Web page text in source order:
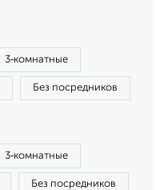
3‑комнатные
Без посредников
3‑комнатные
Без посредников